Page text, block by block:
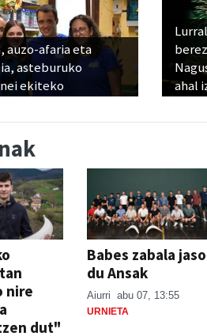
auzo-afaria eta
asteburuko
ekiteko
ahal
nire
dut"
Babes zabala jaso
du Ansak
Aiurri abu 07, 13:55
URNIETA